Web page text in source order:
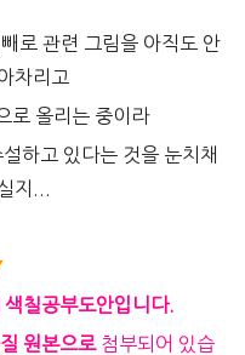
로 관련 그림을 아직도 안
차리고
로 올리는 중이라
하고 있다는 것을 눈치채
지...
칠공부도안입니다.
원본으로첨부되어 있습